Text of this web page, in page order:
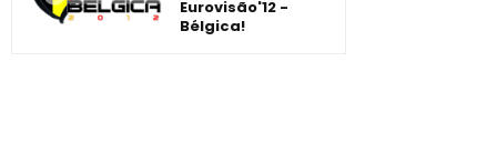
Eurovisão'12 -
Bélgica!